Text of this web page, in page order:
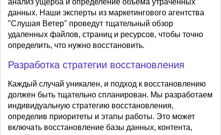
данных. Наши эксперты из маркетингового агентства
"Слушая Ветер" проведут тщательный обзор
удаленных файлов, страниц и ресурсов, чтобы точно
определить, что нужно восстановить.
Разработка стратегии восстановления
Каждый случай уникален, и подход к восстановлению
должен быть тщательно спланирован. Мы разработаем
индивидуальную стратегию восстановления,
определив приоритеты и этапы работы. Это может
включать восстановление базы данных, контента,